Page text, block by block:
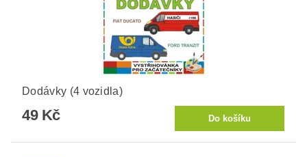
Dodávky (4 vozidla)
49 Kč